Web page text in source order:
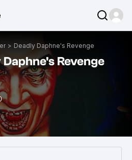
> Deadly Daphne's Revenge
Daphne's Revenge